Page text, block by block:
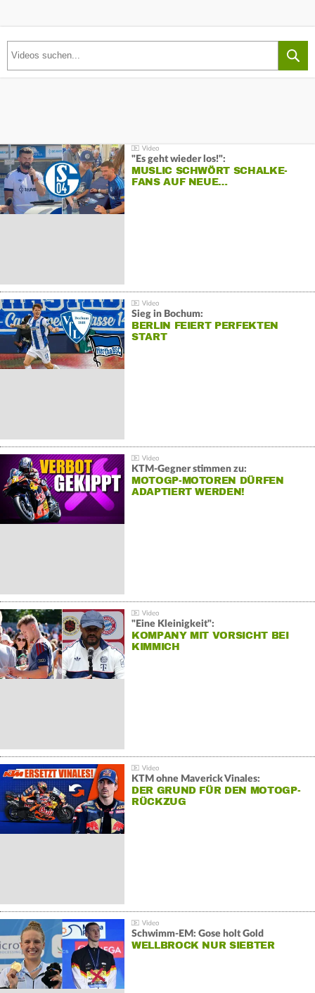
"Es geht wieder los!":
MUSLIC SCHWÖRT SCHALKE-
FANS AUF NEUE…
Sieg in Bochum:
BERLIN FEIERT PERFEKTEN
START
KTM-Gegner stimmen zu:
MOTOGP-MOTOREN DÜRFEN
ADAPTIERT WERDEN!
"Eine Kleinigkeit":
KOMPANY MIT VORSICHT BEI
KIMMICH
KTM ohne Maverick Vinales:
DER GRUND FÜR DEN MOTOGP-
RÜCKZUG
Schwimm-EM: Gose holt Gold
WELLBROCK NUR SIEBTER